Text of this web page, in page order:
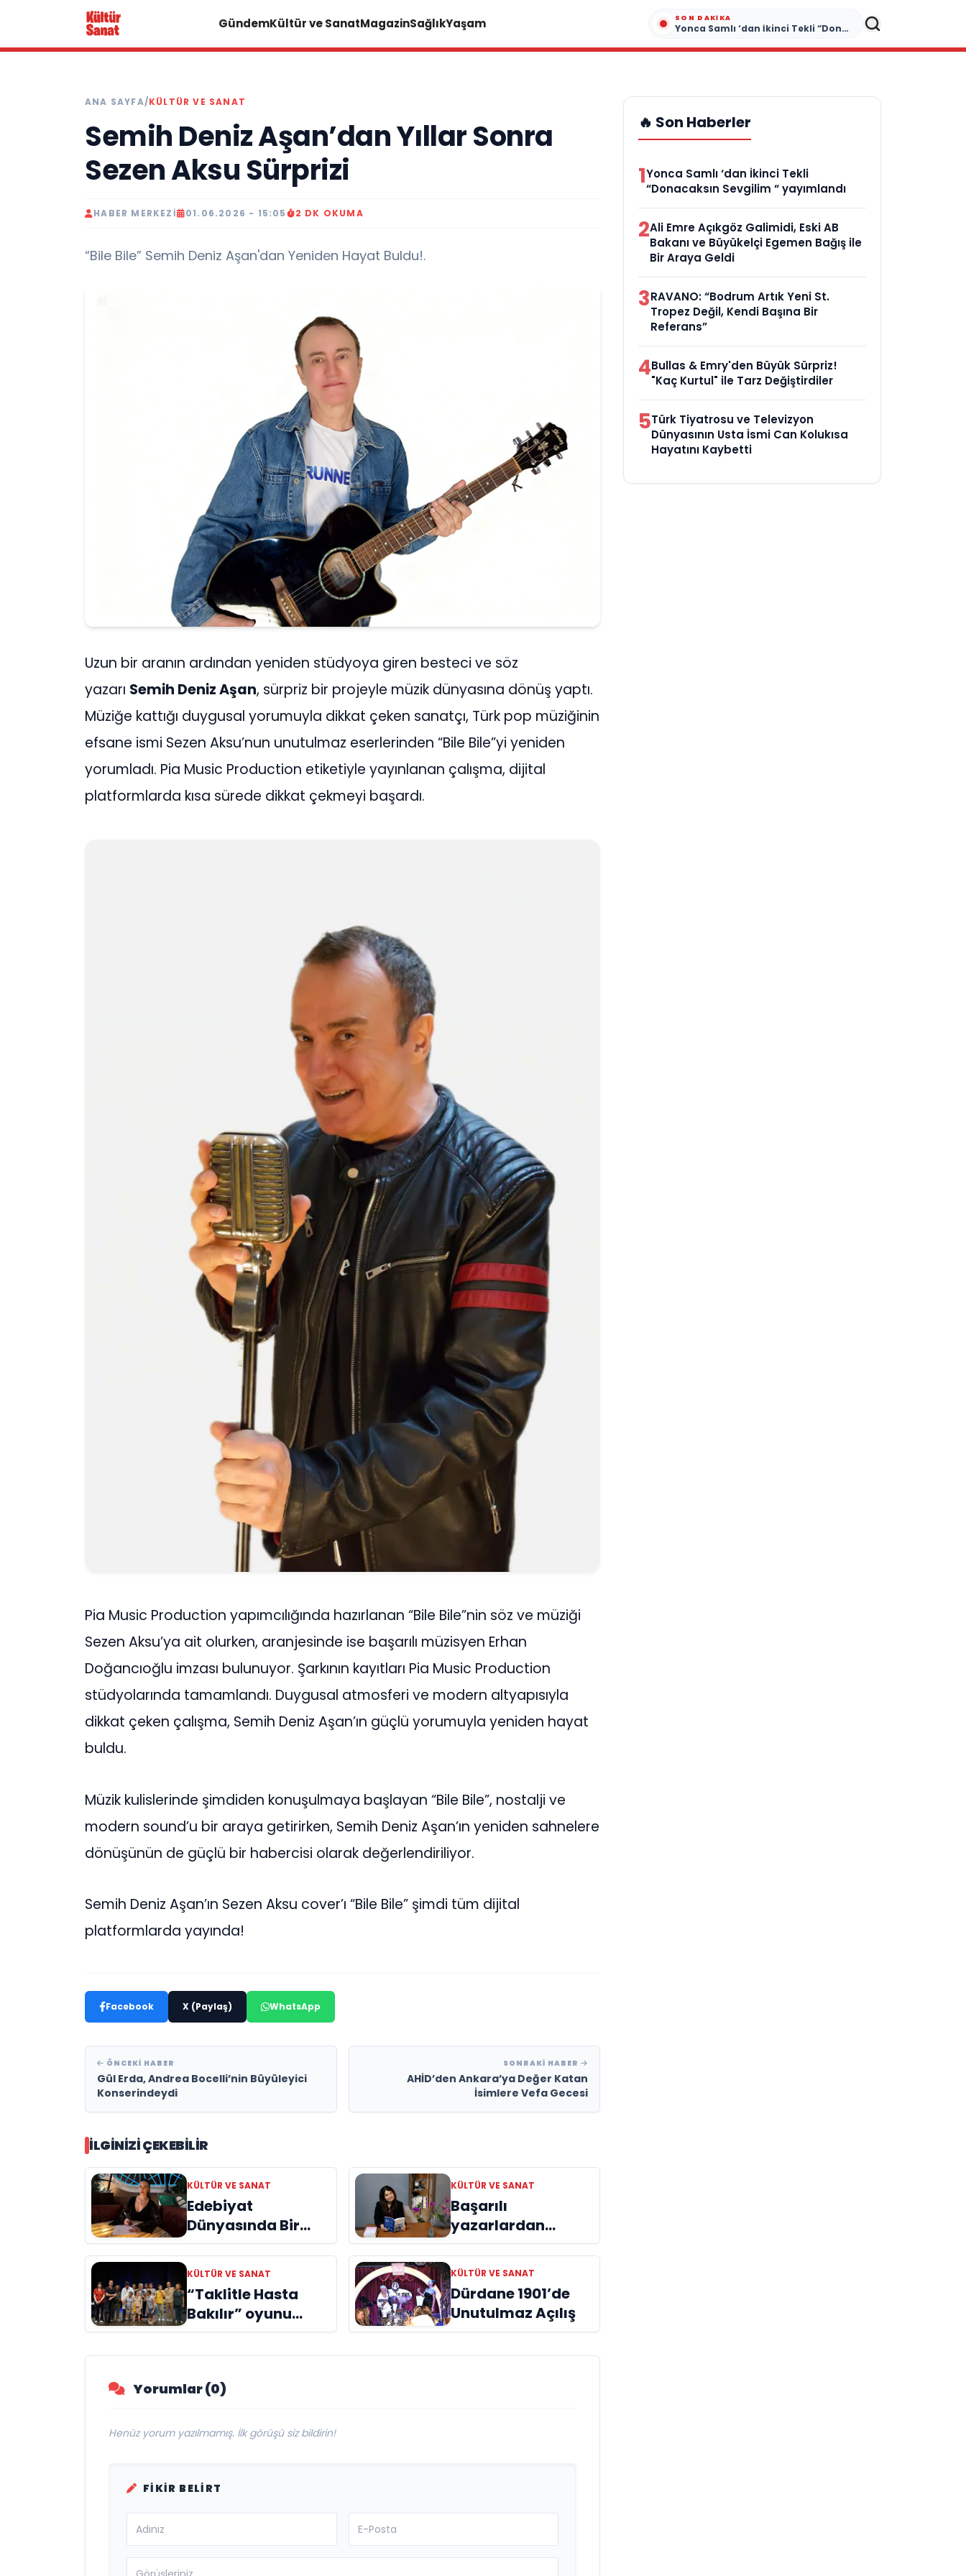
GündemKültür ve SanatMagazinSağlıkYaşam SON DAKIKA
Yonca Samlı ‘dan İkinci Tekli “Donacaksın Sevgilim “ yayımlandı
ANA SAYFA/KÜLTÜR VE SANAT
Semih Deniz Aşan’dan Yıllar Sonra
Sezen Aksu Sürprizi
HABER MERKEZI 01.06.2026 - 15:05 2 DK OKUMA
“Bile Bile” Semih Deniz Aşan'dan Yeniden Hayat Buldu!.
Uzun bir aranın ardından yeniden stüdyoya giren besteci ve söz
yazarı Semih Deniz Aşan, sürpriz bir projeyle müzik dünyasına dönüş yaptı.
Müziğe kattığı duygusal yorumuyla dikkat çeken sanatçı, Türk pop müziğinin
efsane ismi Sezen Aksu’nun unutulmaz eserlerinden “Bile Bile”yi yeniden
yorumladı. Pia Music Production etiketiyle yayınlanan çalışma, dijital
platformlarda kısa sürede dikkat çekmeyi başardı.
Pia Music Production yapımcılığında hazırlanan “Bile Bile”nin söz ve müziği
Sezen Aksu’ya ait olurken, aranjesinde ise başarılı müzisyen Erhan
Doğancıoğlu imzası bulunuyor. Şarkının kayıtları Pia Music Production
stüdyolarında tamamlandı. Duygusal atmosferi ve modern altyapısıyla
dikkat çeken çalışma, Semih Deniz Aşan’ın güçlü yorumuyla yeniden hayat
buldu.
Müzik kulislerinde şimdiden konuşulmaya başlayan “Bile Bile”, nostalji ve
modern sound’u bir araya getirirken, Semih Deniz Aşan’ın yeniden sahnelere
dönüşünün de güçlü bir habercisi olarak değerlendiriliyor.
Semih Deniz Aşan’ın Sezen Aksu cover’ı “Bile Bile” şimdi tüm dijital
platformlarda yayında!
Facebook X (Paylaş) WhatsApp
ÖNCEKI HABER
Gül Erda, Andrea Bocelli’nin Büyüleyici
Konserindeydi
SONRAKI HABER
AHİD’den Ankara’ya Değer Katan
İsimlere Vefa Gecesi
İLGINIZI ÇEKEBILIR
KÜLTÜR VE SANAT
Edebiyat
Dünyasında Bir
Genç Deha
Doğuyor: Dilruba
Engin ve Zift Karası
Evreni ‘AVENOİR’
KÜLTÜR VE SANAT
Başarılı
yazarlardan
Azime Savaş’tan
başucu kitabı
“Emanet”
raflardaki yerini
aldı
KÜLTÜR VE SANAT
“Taklitle Hasta
Bakılır” oyunu
engelleri sanatla
aştı
KÜLTÜR VE SANAT
Dürdane 1901’de
Unutulmaz Açılış
Yorumlar (0)
Henüz yorum yazılmamış. İlk görüşü siz bildirin!
FIKIR BELIRT
🔥 Son Haberler
1Yonca Samlı ‘dan İkinci Tekli
“Donacaksın Sevgilim “ yayımlandı
2Ali Emre Açıkgöz Galimidi, Eski AB
Bakanı ve Büyükelçi Egemen Bağış ile
Bir Araya Geldi
3RAVANO: “Bodrum Artık Yeni St.
Tropez Değil, Kendi Başına Bir
Referans”
4Bullas & Emry'den Büyük Sürpriz!
"Kaç Kurtul" ile Tarz Değiştirdiler
5Türk Tiyatrosu ve Televizyon
Dünyasının Usta İsmi Can Kolukısa
Hayatını Kaybetti